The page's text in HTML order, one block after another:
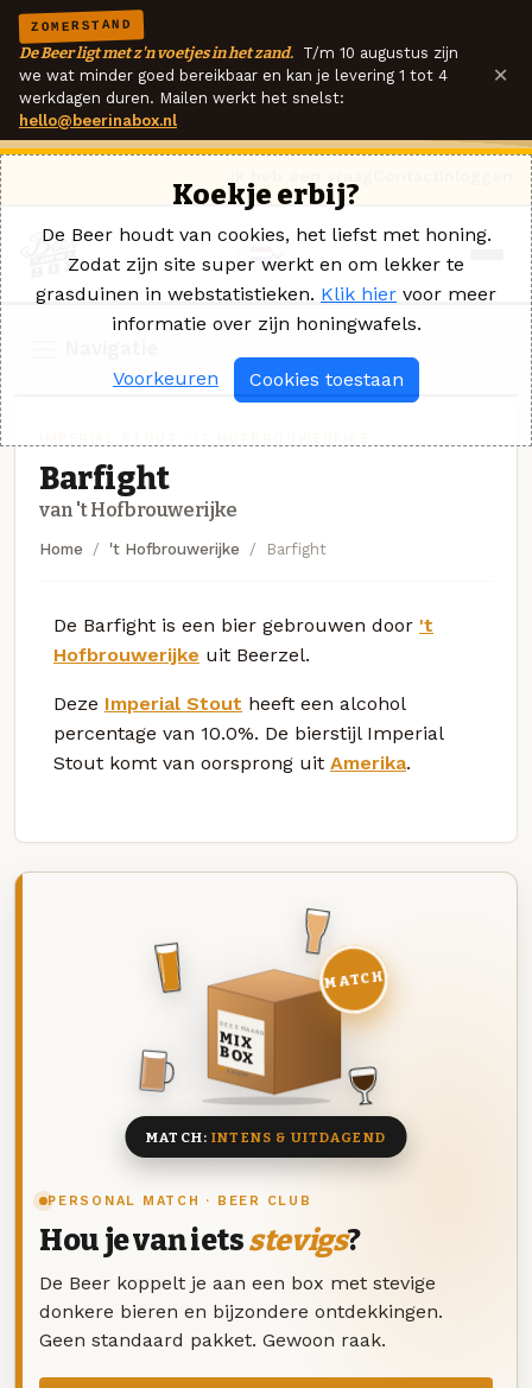
ZOMERSTAND
De Beer ligt met z'n voetjes in het zand. T/m 10 augustus zijn
we wat minder goed bereikbaar en kan je levering 1 tot 4
werkdagen duren. Mailen werkt het snelst:
hello@beerinabox.nl
×
Barfight
van 't Hofbrouwerijke
Home 't Hofbrouwerijke Barfight
De Barfight is een bier gebrouwen door 't
Hofbrouwerijke uit Beerzel.
Deze Imperial Stout heeft een alcohol
percentage van 10.0%. De bierstijl Imperial
Stout komt van oorsprong uit Amerika.
PERSONAL MATCH · BEER CLUB
Hou je van ietsstevigs?
De Beer koppelt je aan een box met stevige
donkere bieren en bijzondere ontdekkingen.
Geen standaard pakket. Gewoon raak.
DEZE MAAND
MIX
BOX
8 BIEREN
MATCH
MATCH:INTENS & UITDAGEND
Koekje erbij?
De Beer houdt van cookies, het liefst met honing.
Zodat zijn site super werkt en om lekker te
grasduinen in webstatistieken. Klik hier voor meer
informatie over zijn honingwafels.
Voorkeuren Cookies toestaan